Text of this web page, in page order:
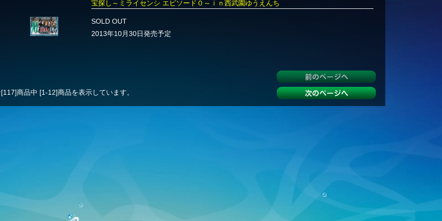
宝探し～ミライセンシ エピソード０～ｉｎ西武園ゆうえんち
SOLD OUT
2013年10月30日発売予定
商品中 [1-12]商品を表示しています。